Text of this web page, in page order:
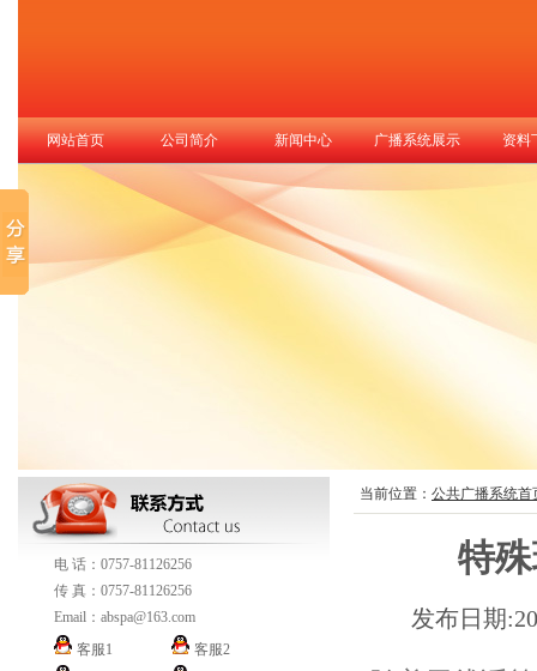
网站首页 公司简介 新闻中心 广播系统展示 资料
电 话：0757-81126256
传 真：0757-81126256
Email： abspa@163.com
客服1
客服2
当前位置： 公共广播系统首
特
发布日期